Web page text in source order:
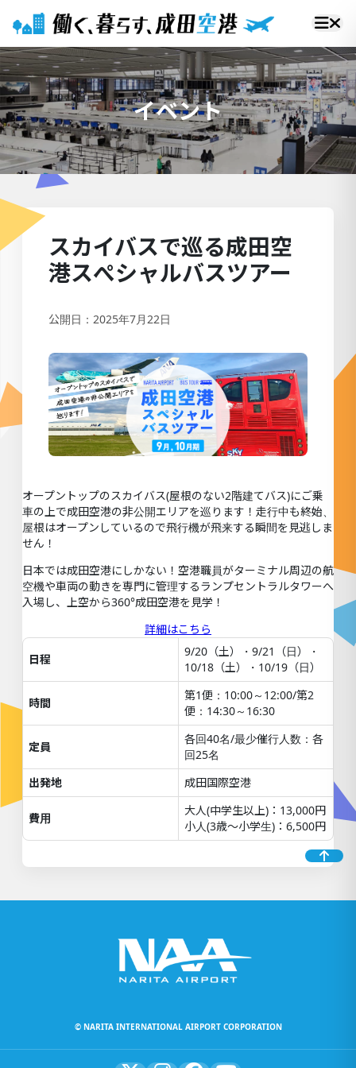
イベント
スカイバスで巡る成田空
港スぺシャルバスツアー
公開日：2025年7月22日
オープントップのスカイバス(屋根のない2階建てバス)にご乗
車の上で成田空港の非公開エリアを巡ります！走行中も終始、
屋根はオープンしているので飛行機が飛来する瞬間を見逃しま
せん！
日本では成田空港にしかない！空港職員がターミナル周辺の航
空機や車両の動きを専門に管理するランプセントラルタワーへ
入場し、上空から360°成田空港を見学！
詳細はこちら
日程
9/20（土）・9/21（日）・
10/18（土）・10/19（日）
時間
第1便：10:00～12:00/第2
便：14:30～16:30
定員
各回40名/最少催行人数：各
回25名
出発地
成田国際空港
費用
大人(中学生以上)：13,000円
小人(3歳～小学生)：6,500円
© NARITA INTERNATIONAL AIRPORT CORPORATION